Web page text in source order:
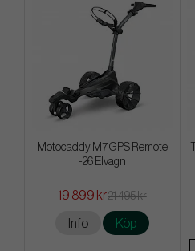
Motocaddy M7 GPS Remote
-26 Elvagn
19 899 kr21 495 kr
Info Köp